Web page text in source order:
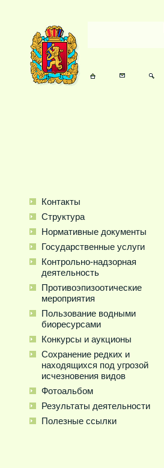
Контакты
Структура
Нормативные документы
Государственные уcлуги
Контрольно-надзорная
деятельность
Противоэпизоотические
мероприятия
Пользование водными
биоресурсами
Конкурсы и аукционы
Сохранение редких и
находящихся под угрозой
исчезновения видов
Фотоальбом
Результаты деятельности
Полезные ссылки